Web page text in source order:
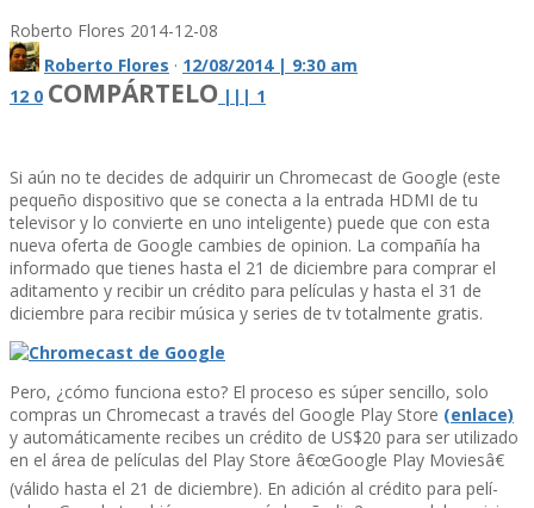
Roberto Flores 2014-12-08
Roberto Flores · 12/08/2014 | 9:30 am
12 0 COMPÁRTELO | | | 1
Si aún no te decides de adquirir un Chromecast de Google (este
pequeño dispositivo que se conecta a la entrada HDMI de tu
televisor y lo convierte en uno inteligente) puede que con esta
nueva oferta de Google cambies de opinion. La compañí­a ha
informado que tienes hasta el 21 de diciembre para comprar el
aditamento y recibir un crédito para pelí­culas y hasta el 31 de
diciembre para recibir música y series de tv totalmente gratis.
Pero, ¿cómo funciona esto? El proceso es súper sencillo, solo
compras un Chromecast a través del Google Play Store (enlace)
y automáticamente recibes un crédito de US$20 para ser utilizado
en el área de pelí­culas del Play Store â€œGoogle Play Moviesâ€
(válido hasta el 21 de diciembre). En adición al crédito para pelí­